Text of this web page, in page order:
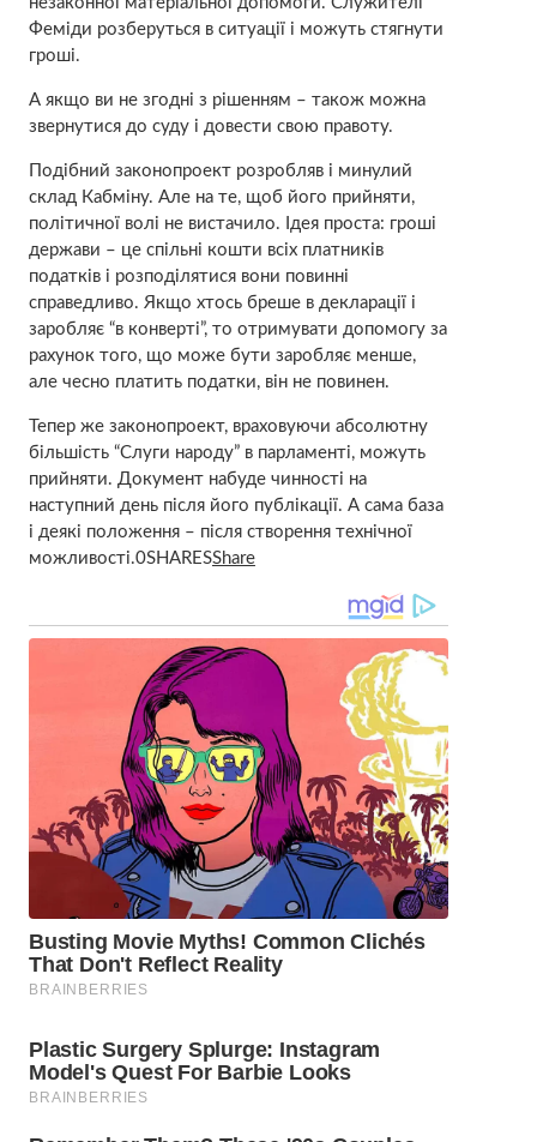
Феміди розберуться в ситуації і можуть стягнути
гроші.
А якщо ви не згодні з рішенням – також можна
звернутися до суду і довести свою правоту.
Подібний законопроект розробляв і минулий
склад Кабміну. Але на те, щоб його прийняти,
політичної волі не вистачило. Ідея проста: гроші
держави – це спільні кошти всіх платників
податків і розподілятися вони повинні
справедливо. Якщо хтось бреше в декларації і
заробляє “в конверті”, то отримувати допомогу за
рахунок того, що може бути заробляє менше,
але чесно платить податки, він не повинен.
Тепер же законопроект, враховуючи абсолютну
більшість “Слуги народу” в парламенті, можуть
прийняти. Документ набуде чинності на
наступний день після його публікації. А сама база
і деякі положення – після створення технічної
можливості.0SHARESShare